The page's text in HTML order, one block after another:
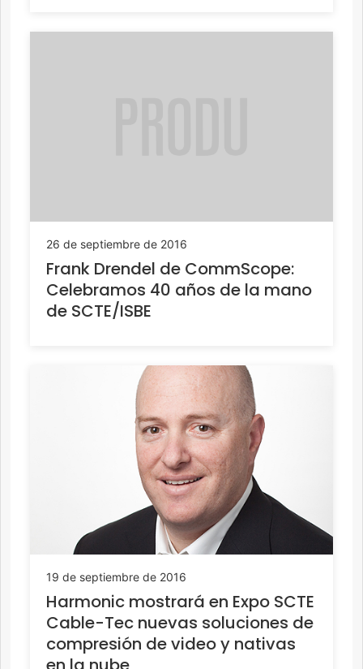
26 de septiembre de 2016
Frank Drendel de CommScope:
Celebramos 40 años de la mano
de SCTE/ISBE
19 de septiembre de 2016
Harmonic mostrará en Expo SCTE
Cable-Tec nuevas soluciones de
compresión de video y nativas